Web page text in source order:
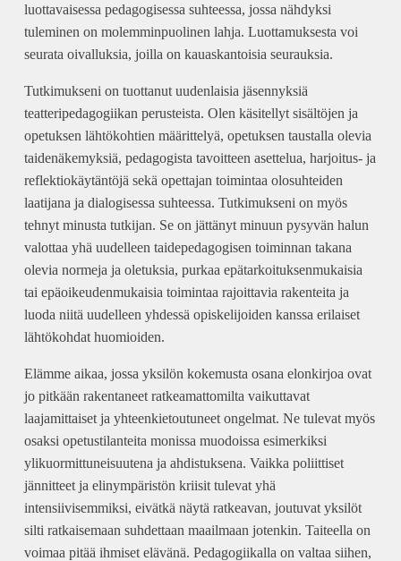
luottavaisessa pedagogisessa suhteessa, jossa nähdyksi
tuleminen on molemminpuolinen lahja. Luottamuksesta voi
seurata oivalluksia, joilla on kauaskantoisia seurauksia.
Tutkimukseni on tuottanut uudenlaisia jäsennyksiä
teatteripedagogiikan perusteista. Olen käsitellyt sisältöjen ja
opetuksen lähtökohtien määrittelyä, opetuksen taustalla olevia
taidenäkemyksiä, pedagogista tavoitteen asettelua, harjoitus- ja
reflektiokäytäntöjä sekä opettajan toimintaa olosuhteiden
laatijana ja dialogisessa suhteessa. Tutkimukseni on myös
tehnyt minusta tutkijan. Se on jättänyt minuun pysyvän halun
valottaa yhä uudelleen taidepedagogisen toiminnan takana
olevia normeja ja oletuksia, purkaa epätarkoituksenmukaisia
tai epäoikeudenmukaisia toimintaa rajoittavia rakenteita ja
luoda niitä uudelleen yhdessä opiskelijoiden kanssa erilaiset
lähtökohdat huomioiden.
Elämme aikaa, jossa yksilön kokemusta osana elonkirjoa ovat
jo pitkään rakentaneet ratkeamattomilta vaikuttavat
laajamittaiset ja yhteenkietoutuneet ongelmat. Ne tulevat myös
osaksi opetustilanteita monissa muodoissa esimerkiksi
ylikuormittuneisuutena ja ahdistuksena. Vaikka poliittiset
jännitteet ja elinympäristön kriisit tulevat yhä
intensiivisemmiksi, eivätkä näytä ratkeavan, joutuvat yksilöt
silti ratkaisemaan suhdettaan maailmaan jotenkin. Taiteella on
voimaa pitää ihmiset elävänä. Pedagogiikalla on valtaa siihen,